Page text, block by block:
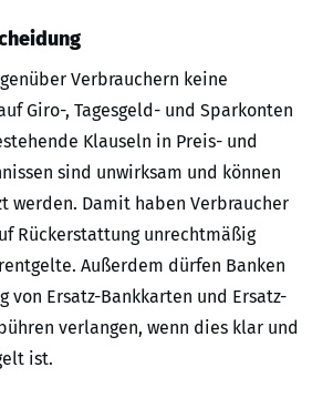
Verbrauchern keine
Giro-, Tagesgeld- und Sparkonten
Klauseln in Preis- und
sind unwirksam und können
werden. Damit haben Verbraucher
Rückerstattung unrechtmäßig
Außerdem dürfen Banken
von Ersatz-Bankkarten und Ersatz-
verlangen, wenn dies klar und
ist.